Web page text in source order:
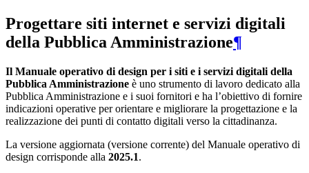
Progettare siti internet e servizi digitali
della Pubblica Amministrazione¶
Il Manuale operativo di design per i siti e i servizi digitali della
Pubblica Amministrazione è uno strumento di lavoro dedicato alla
Pubblica Amministrazione e i suoi fornitori e ha l’obiettivo di fornire
indicazioni operative per orientare e migliorare la progettazione e la
realizzazione dei punti di contatto digitali verso la cittadinanza.
La versione aggiornata (versione corrente) del Manuale operativo di
design corrisponde alla 2025.1.